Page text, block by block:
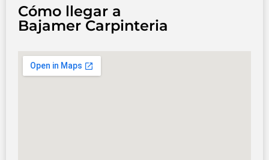
Cómo llegar a
Bajamer Carpinteria